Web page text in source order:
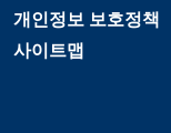
개인정보 보호정책
사이트맵